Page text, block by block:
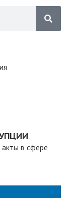
в сфере